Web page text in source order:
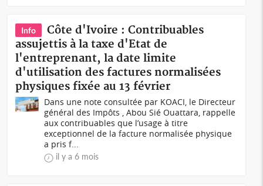
Info
Côte d'Ivoire : Contribuables
assujettis à la taxe d'Etat de
l'entreprenant, la date limite
d'utilisation des factures normalisées
physiques fixée au 13 février
Dans une note consultée par KOACI, le Directeur
général des Impôts , Abou Sié Ouattara, rappelle
aux contribuables que l’usage à titre
exceptionnel de la facture normalisée physique
a pris f...
il y a 6 mois